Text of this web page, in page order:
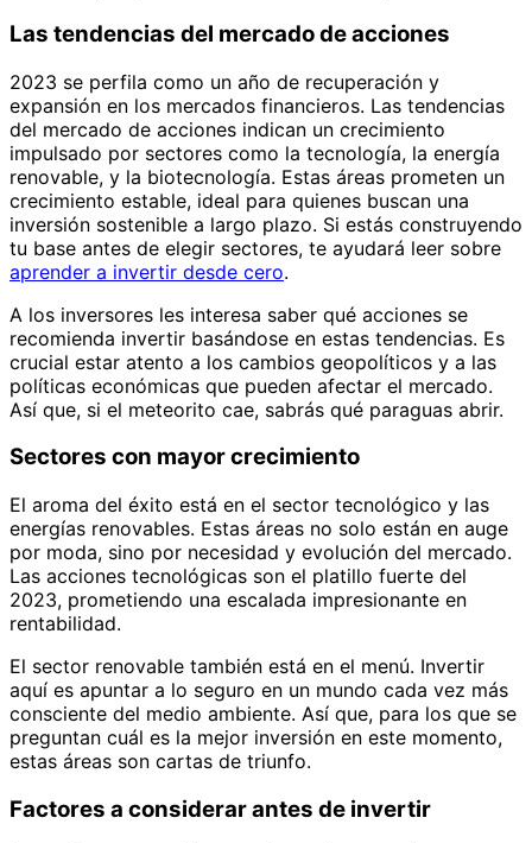
Las tendencias del mercado de acciones
2023 se perfila como un año de recuperación y
expansión en los mercados financieros. Las tendencias
del mercado de acciones indican un crecimiento
impulsado por sectores como la tecnología, la energía
renovable, y la biotecnología. Estas áreas prometen un
crecimiento estable, ideal para quienes buscan una
inversión sostenible a largo plazo. Si estás construyendo
tu base antes de elegir sectores, te ayudará leer sobre
aprender a invertir desde cero.
A los inversores les interesa saber qué acciones se
recomienda invertir basándose en estas tendencias. Es
crucial estar atento a los cambios geopolíticos y a las
políticas económicas que pueden afectar el mercado.
Así que, si el meteorito cae, sabrás qué paraguas abrir.
Sectores con mayor crecimiento
El aroma del éxito está en el sector tecnológico y las
energías renovables. Estas áreas no solo están en auge
por moda, sino por necesidad y evolución del mercado.
Las acciones tecnológicas son el platillo fuerte del
2023, prometiendo una escalada impresionante en
rentabilidad.
El sector renovable también está en el menú. Invertir
aquí es apuntar a lo seguro en un mundo cada vez más
consciente del medio ambiente. Así que, para los que se
preguntan cuál es la mejor inversión en este momento,
estas áreas son cartas de triunfo.
Factores a considerar antes de invertir